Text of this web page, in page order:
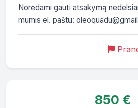
Norėdami gauti atsakymą
mumis el. paštu:
850 €